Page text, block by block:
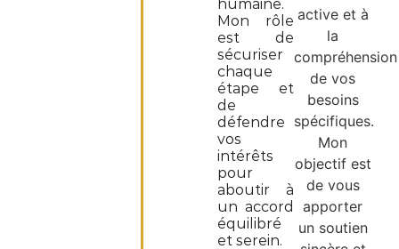
humaine.
Mon rôle
est de
sécuriser
chaque
étape et
de
défendre
vos
intérêts
pour
aboutir à
un accord
équilibré
et serein.
active et à
la
compréhension
de vos
besoins
spécifiques.
Mon
objectif est
de vous
apporter
un soutien